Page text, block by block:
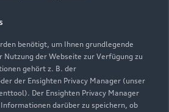
benötigt, um Ihnen grundlegende
Nutzung der Webseite zur Verfügung zu
gehört z. B. der
der Ensighten Privacy Manager (unser
Der Ensighten Privacy Manager
darüber zu speichern, ob
Zurück nach oben